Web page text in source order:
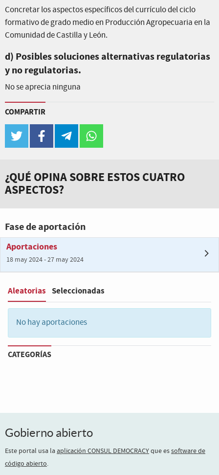
Concretar los aspectos específicos del currículo del ciclo
formativo de grado medio en Producción Agropecuaria en la
Comunidad de Castilla y León.
d) Posibles soluciones alternativas regulatorias
y no regulatorias.
No se aprecia ninguna
COMPARTIR
twitter facebook telegram
¿QUÉ OPINA SOBRE ESTOS CUATRO
ASPECTOS?
Fase de aportación
Aportaciones
18 may 2024 - 27 may 2024
Filter:
Aleatorias Seleccionadas
No hay aportaciones
CATEGORÍAS
Gobierno abierto
Este portal usa la aplicación CONSUL DEMOCRACYque essoftware de
código abierto.